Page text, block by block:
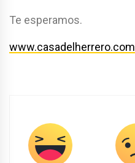
Te esperamos.
www.casadelherrero.com